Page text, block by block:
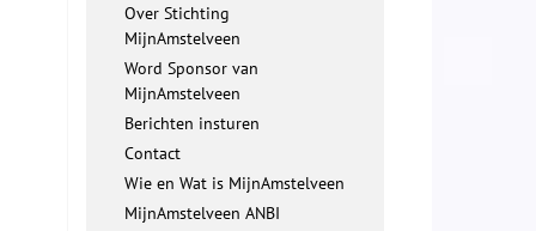
Over Stichting
MijnAmstelveen
Word Sponsor van
MijnAmstelveen
Berichten insturen
Contact
Wie en Wat is MijnAmstelveen
MijnAmstelveen ANBI